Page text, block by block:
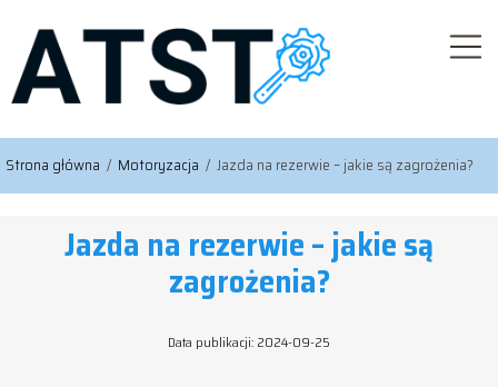
Strona główna / Motoryzacja / Jazda na rezerwie – jakie są zagrożenia?
Jazda na rezerwie – jakie są
zagrożenia?
Data publikacji: 2024-09-25